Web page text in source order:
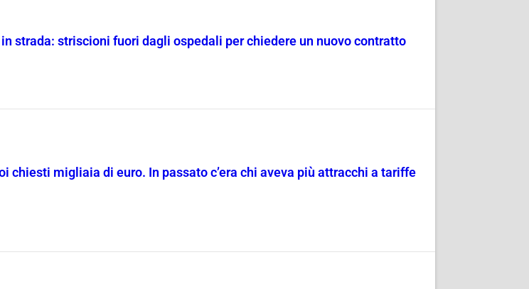
strada: striscioni fuori dagli ospedali per chiedere un nuovo contratto
chiesti migliaia di euro. In passato c’era chi aveva più attracchi a tariffe